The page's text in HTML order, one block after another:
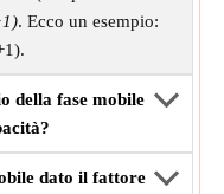
. Ecco un esempio:
della fase mobile
dato il fattore